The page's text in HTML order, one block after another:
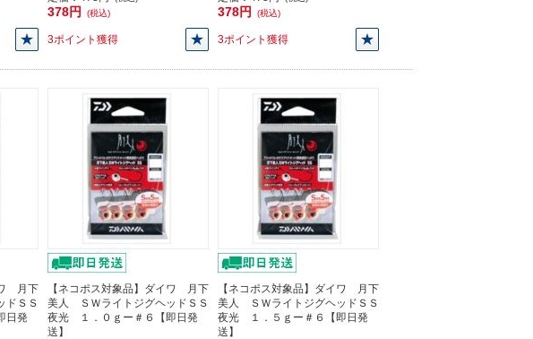
378円 (税込)
3ポイント獲得
378円 (税込)
3ポイント獲得
ワ 月下
ドＳＳ
日発
【ネコポス対象品】ダイワ 月下
美人 ＳＷライトジグヘッドＳＳ
夜光 １．０ｇー＃６【即日発
送】
【ネコポス対象品】ダイワ 月下
美人 ＳＷライトジグヘッドＳＳ
夜光 １．５ｇー＃６【即日発
送】